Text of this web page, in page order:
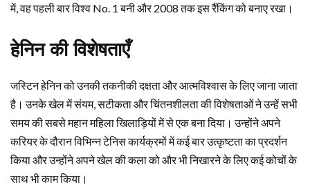
में, वह पहली बार विश्व No. 1 बनी और 2008 तक इस रैंकिंग को बनाए रखा।
हेनिन की विशेषताएँ
जस्टिन हेनिन को उनकी तकनीकी दक्षता और आत्मविश्वास के लिए जाना जाता
है। उनके खेल में संयम, सटीकता और चिंतनशीलता की विशेषताओं ने उन्हें सभी
समय की सबसे महान महिला खिलाड़ियों में से एक बना दिया। उन्होंने अपने
करियर के दौरान विभिन्न टेनिस कार्यक्रमों में कई बार उत्कृष्टता का प्रदर्शन
किया और उन्होंने अपने खेल की कला को और भी निखारने के लिए कई कोचों के
साथ भी काम किया।